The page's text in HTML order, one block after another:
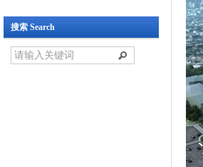
搜索 Search